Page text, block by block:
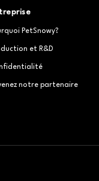
PetSnowy?
et R&D
notre partenaire